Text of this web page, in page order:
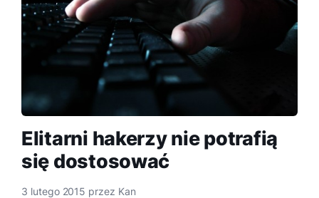
Elitarni hakerzy nie potrafią
się dostosować
3 lutego 2015 przez Kan